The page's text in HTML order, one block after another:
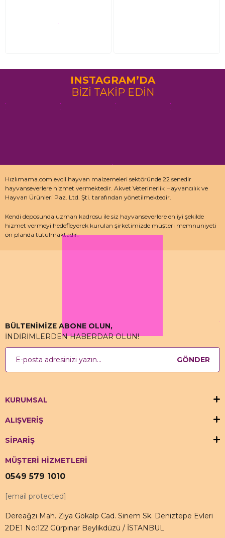
INSTAGRAM’DA
BİZİ TAKİP EDİN
Hızlımama.com evcil hayvan malzemeleri sektöründe 22 senedir
hayvanseverlere hizmet vermektedir. Akvet Veterinerlik Hayvancılık ve
Hayvan Ürünleri Paz. Ltd. Şti. tarafından yönetilmektedir.
Kendi deposunda uzman kadrosu ile siz hayvanseverlere en iyi şekilde
hizmet vermeyi hedefleyerek kurulan şirketimizde müşteri memnuniyeti
ön planda tutulmaktadır.
BÜLTENİMİZE ABONE OLUN,
İNDİRİMLERDEN HABERDAR OLUN!
GÖNDER
KURUMSAL
ALIŞVERİŞ
SİPARİŞ
MÜŞTERİ HİZMETLERİ
0549 579 1010
[email protected]
Dereağzı Mah. Ziya Gökalp Cad. Sinem Sk. Deniztepe Evleri
2DE1 No:122 Gürpınar Beylikdüzü / İSTANBUL